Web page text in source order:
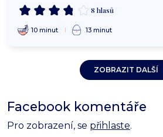
8 hlasů
10 minut 13 minut
ZOBRAZIT DALŠÍ
Facebook komentáře
Pro zobrazení, se přihlaste.